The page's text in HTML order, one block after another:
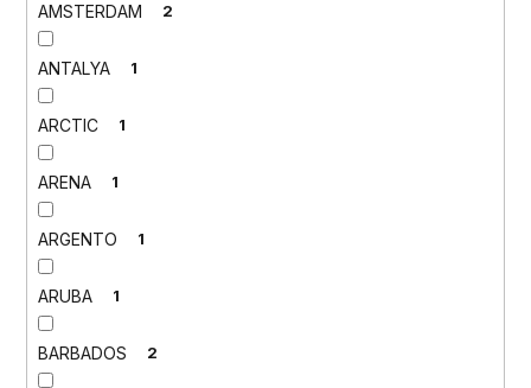
AMSTERDAM 2
ANTALYA 1
ARCTIC 1
ARENA 1
ARGENTO 1
ARUBA 1
BARBADOS 2